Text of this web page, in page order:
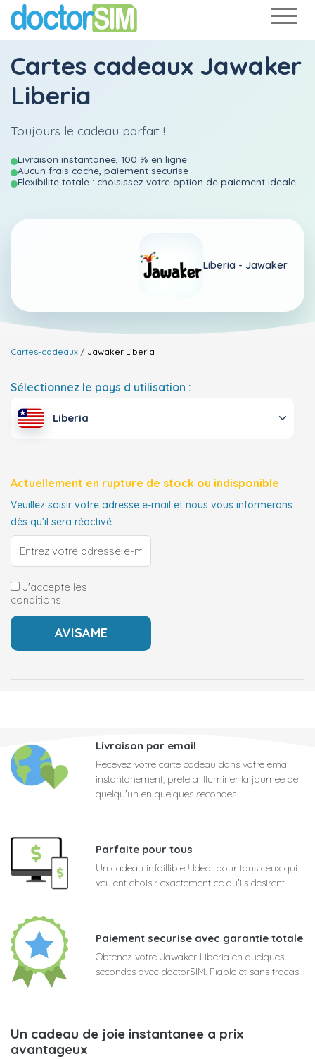
Cartes cadeaux Jawaker
Liberia
Toujours le cadeau parfait !
Livraison instantanee, 100 % en ligne
Aucun frais cache, paiement securise
Flexibilite totale : choisissez votre option de paiement ideale
Liberia - Jawaker
Cartes-cadeaux Jawaker Liberia
Sélectionnez le pays d utilisation :
Liberia
Actuellement en rupture de stock ou indisponible
Veuillez saisir votre adresse e-mail et nous vous informerons
dès qu'il sera réactivé.
J'accepte les
conditions
Livraison par email
Recevez votre carte cadeau dans votre email
instantanement, prete a illuminer la journee de
quelqu'un en quelques secondes
Parfaite pour tous
Un cadeau infaillible ! Ideal pour tous ceux qui
veulent choisir exactement ce qu'ils desirent
Paiement securise avec garantie totale
Obtenez votre Jawaker Liberia en quelques
secondes avec doctorSIM. Fiable et sans tracas
Un cadeau de joie instantanee a prix
avantageux